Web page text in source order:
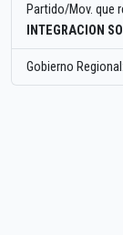
Partido/Mov. que
INTEGRACION
Gobierno Regional: